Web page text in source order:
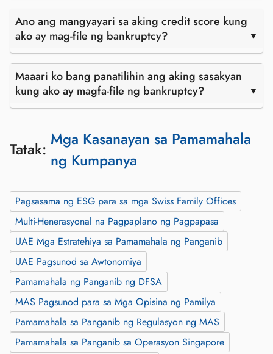
Ano ang mangyayari sa aking credit score kung
ako ay mag-file ng bankruptcy?
Maaari ko bang panatilihin ang aking sasakyan
kung ako ay magfa-file ng bankruptcy?
Tatak: Mga Kasanayan sa Pamamahala
ng Kumpanya
Pagsasama ng ESG para sa mga Swiss Family Offices
Multi-Henerasyonal na Pagpaplano ng Pagpapasa
UAE Mga Estratehiya sa Pamamahala ng Panganib
UAE Pagsunod sa Awtonomiya
Pamamahala ng Panganib ng DFSA
MAS Pagsunod para sa Mga Opisina ng Pamilya
Pamamahala sa Panganib ng Regulasyon ng MAS
Pamamahala sa Panganib sa Operasyon Singapore